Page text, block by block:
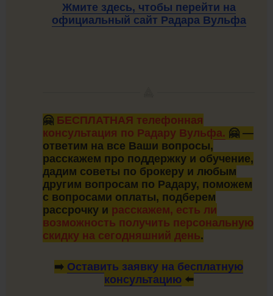
Жмите здесь, чтобы перейти на
официальный сайт Радара Вульфа
🤗 БЕСПЛАТНАЯ телефонная
консультация по Радару Вульфа. 🤗 —
ответим на все Ваши вопросы,
расскажем про поддержку и обучение,
дадим советы по брокеру и любым
другим вопросам по Радару, поможем
с вопросами оплаты, подберем
рассрочку и расскажем, есть ли
возможность получить персональную
скидку на сегодняшний день.
➡️ Оставить заявку на бесплатную
консультацию⬅️